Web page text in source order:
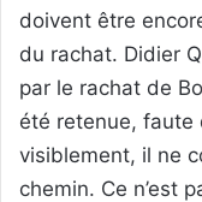
doivent être
du rachat. Didier
par le rachat de
été retenue, faute
visiblement, il ne
chemin. Ce n’est